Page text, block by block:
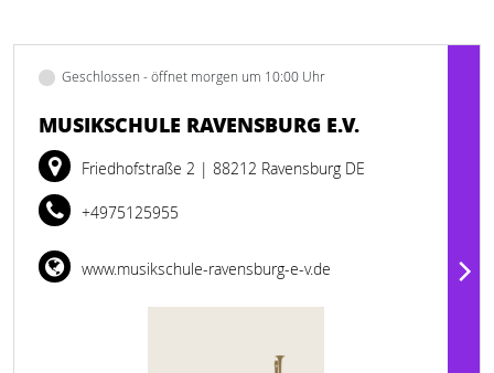
Geschlossen - öffnet morgen um 10:00 Uhr
MUSIKSCHULE RAVENSBURG E.V.
Friedhofstraße 2 | 88212 Ravensburg DE
+4975125955
www.musikschule-ravensburg-e-v.de